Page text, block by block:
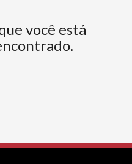
você está